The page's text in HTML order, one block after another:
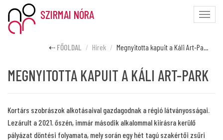
Toggle
SZIRMAI NÓRA
FŐOLDAL Hírek Megnyitotta kapuit a Káli Art-Pa...
MEGNYITOTTA KAPUIT A KÁLI ART-PARK
Kortárs szobrászok alkotásaival gazdagodnak a régió látványosságai.
Lezárult a 2021. őszén, immár második alkalommal kiírásra kerülő
pályázat döntési folyamata, mely során egy hét tagú szakértői zsűri